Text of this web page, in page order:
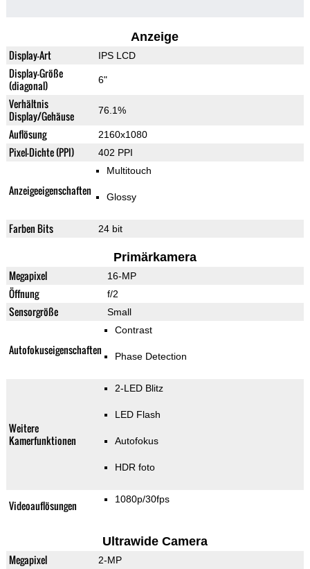
Anzeige
Display-Art IPS LCD
Display-Größe
(diagonal)
6"
Verhältnis
Display/Gehäuse
76.1%
Auflösung 2160x1080
Pixel-Dichte (PPI) 402 PPI
Anzeigeeigenschaften
Multitouch
Glossy
Farben Bits 24 bit
Primärkamera
Megapixel 16-MP
Öffnung f/2
Sensorgröße Small
Autofokuseigenschaften
Contrast
Phase Detection
Weitere
Kamerfunktionen
2-LED Blitz
LED Flash
Autofokus
HDR foto
Videoauflösungen 1080p/30fps
Ultrawide Camera
Megapixel 2-MP